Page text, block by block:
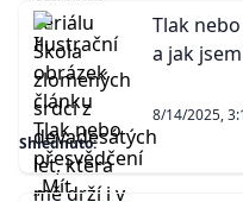
Tlak
a jak
8/14/2025,
Shlédnuto: